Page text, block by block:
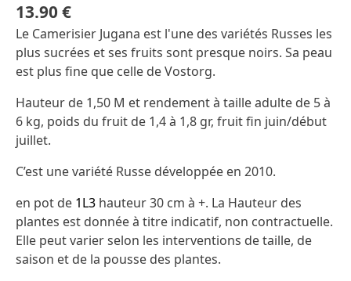
13.90 €
Le Camerisier Jugana est l'une des variétés Russes les
plus sucrées et ses fruits sont presque noirs. Sa peau
est plus fine que celle de Vostorg.
Hauteur de 1,50 M et rendement à taille adulte de 5 à
6 kg, poids du fruit de 1,4 à 1,8 gr, fruit fin juin/début
juillet.
C’est une variété Russe développée en 2010.
en pot de 1L3 hauteur 30 cm à +. La Hauteur des
plantes est donnée à titre indicatif, non contractuelle.
Elle peut varier selon les interventions de taille, de
saison et de la pousse des plantes.